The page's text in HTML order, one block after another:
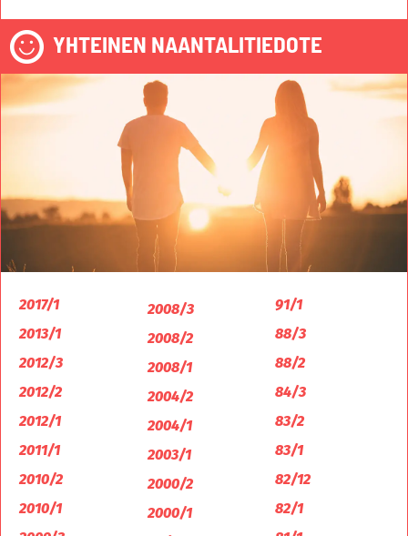
YHTEINEN NAANTALITIEDOTE
2017/1
2013/1
2012/3
2012/2
2012/1
2011/1
2010/2
2010/1
2008/3
2008/2
2008/1
2004/2
2004/1
2003/1
2000/2
2000/1
91/1
88/3
88/2
84/3
83/2
83/1
82/12
82/1